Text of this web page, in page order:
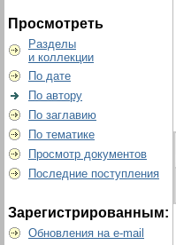
Просмотреть
Разделы
и коллекции
По дате
По автору
По заглавию
По тематике
Просмотр документов
Последние поступления
Зарегистрированным:
Обновления на e-mail